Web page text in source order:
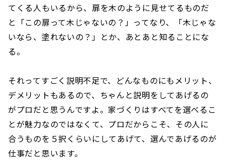
てくる人もいるから、扉を木のように見せてるものだ
と「この扉って木じゃないの？」ってなり、「木じゃな
いなら、塗れないの？」とか、あとあと知ることにな
る。
それってすごく説明不足で、どんなものにもメリット、
デメリットもあるので、ちゃんと説明をしてあげるの
がプロだと思うんですよ。家づくりはすべてを選べるこ
とが魅力なのではなくて、プロだからこそ、その人に
合うものを５択くらいにしてあげて、選んであげるのが
仕事だと思います。